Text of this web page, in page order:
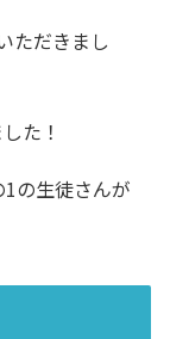
ただきまし
た！
の生徒さんが